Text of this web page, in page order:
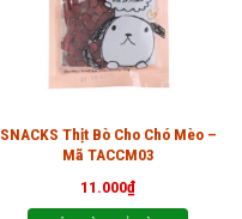
SNACKS Thịt Bò Cho Chó Mèo –
Mã TACCM03
11.000₫